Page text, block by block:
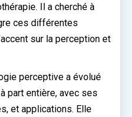
Il a cherché à
ces différentes
sur la perception et
perceptive a évolué
part entière, avec ses
et applications. Elle